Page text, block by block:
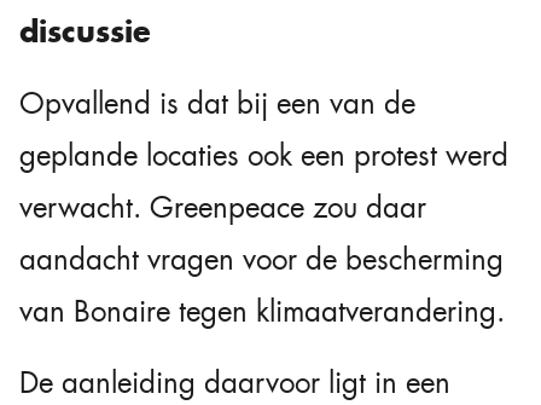
discussie
Opvallend is dat bij een van de
geplande locaties ook een protest werd
verwacht. Greenpeace zou daar
aandacht vragen voor de bescherming
van Bonaire tegen klimaatverandering.
De aanleiding daarvoor ligt in een